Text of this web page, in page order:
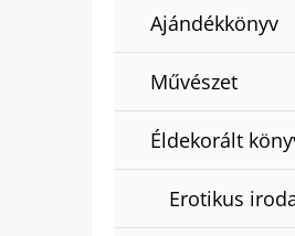
Ajándékkönyv
Művészet
Éldekorált
Erotikus